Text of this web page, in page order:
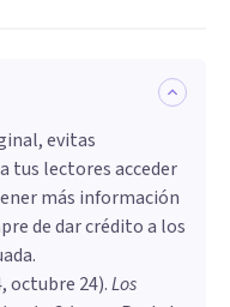
evitas
tus lectores acceder
más información
de dar crédito a los
octubre 24).Los